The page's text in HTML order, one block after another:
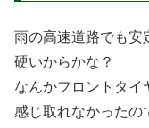
雨の高速道路でも安
硬いからかな？
なんかフロントタイ
感じ取れなかったの